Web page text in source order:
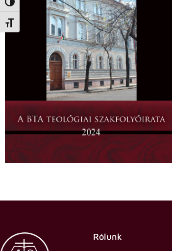
Nagy kontraszt váltása
Betűméret váltása
Rólunk